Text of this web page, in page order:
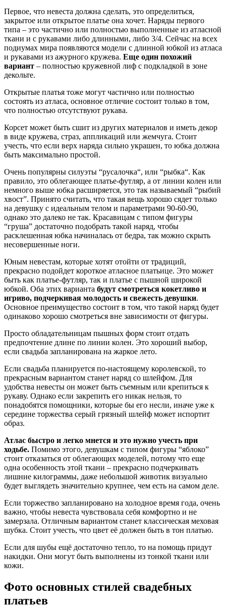
Первое, что невеста должна сделать, это определиться,
закрытое или открытое платье она хочет. Наряды первого
типа – это частично или полностью выполненные из атласной
ткани и с рукавами либо длинными, либо 3/4. Сейчас на всех
подиумах мира появляются модели с длинной юбкой из атласа
и рукавами из ажурного кружева. Еще один похожий
вариант – полностью кружевной лиф с подкладкой в зоне
декольте.
Открытые платья тоже могут частично или полностью
состоять из атласа, основное отличие состоит только в том,
что полностью отсутствуют рукава.
Корсет может быть сшит из других материалов и иметь декор
в виде кружева, страз, аппликаций или жемчуга. Стоит
учесть, что если верх наряда сильно украшен, то юбка должна
быть максимально простой.
Очень популярны силуэты “русалочка“, или “рыбка“. Как
правило, это облегающее платье-футляр, а от линии колен или
немного выше юбка расширяется, это так называемый “рыбий
хвост”. Принято считать, что такая вещь хорошо сядет только
на девушку с идеальным телом и параметрами 90-60-90,
однако это далеко не так. Красавицам с типом фигуры
“груша” достаточно подобрать такой наряд, чтобы
расклешенная юбка начиналась от бедра, так можно скрыть
несовершенные ноги.
Юным невестам, которые хотят отойти от традиций,
прекрасно подойдет короткое атласное платьице. Это может
быть как платье-футляр, так и платье с пышной широкой
юбкой. Оба этих варианта будут смотреться кокетливо и
игриво, подчеркивая молодость и свежесть девушки.
Основное преимущество состоит в том, что такой наряд будет
одинаково хорошо смотреться вне зависимости от фигуры.
Просто обладательницам пышных форм стоит отдать
предпочтение длине по линии колен. Это хороший выбор,
если свадьба запланирована на жаркое лето.
Если свадьба планируется по-настоящему королевской, то
прекрасным вариантом станет наряд со шлейфом. Для
удобства невесты он может быть съемным или крепиться к
рукаву. Однако если закрепить его никак нельзя, то
понадобятся помощники, которые бы его несли, иначе уже к
середине торжества серый грязный шлейф может испортит
образ.
Атлас быстро и легко мнется и это нужно учесть при
ходьбе. Помимо этого, девушкам с типом фигуры “яблоко”
стоит отказаться от облегающих моделей, потому что еще
одна особенность этой ткани – прекрасно подчеркивать
лишние килограммы, даже небольшой животик визуально
будет выглядеть значительно крупнее, чем есть на самом деле.
Если торжество запланировано на холодное время года, очень
важно, чтобы невеста чувствовала себя комфортно и не
замерзала. Отличным вариантом станет классическая меховая
шубка. Стоит учесть, что цвет её должен быть в тон платью.
Если для шубы ещё достаточно тепло, то на помощь придут
накидки. Они могут быть выполнены из тонкой ткани или
кожи.
Фото основных стилей свадебных
платьев